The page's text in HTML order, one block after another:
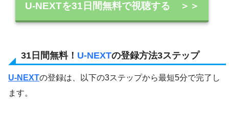
U-NEXTを31日間無料で視聴する ＞＞
31日間無料！ U-NEXTの登録方法3ステップ
U-NEXTの登録は、以下の3ステップから最短5分で完了し
ます。